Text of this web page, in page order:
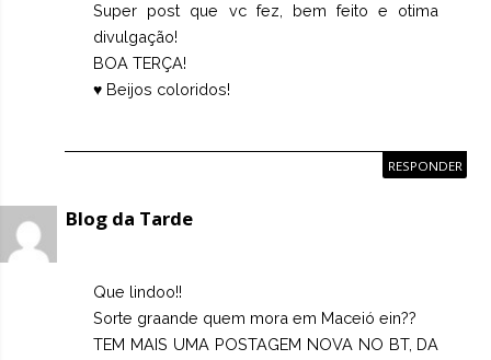
Super post que vc fez, bem feito e otima
divulgação!
BOA TERÇA!
♥ Beijos coloridos!
RESPONDER
Blog da Tarde
Que lindoo!!
Sorte graande quem mora em Maceió ein??
TEM MAIS UMA POSTAGEM NOVA NO BT, DA